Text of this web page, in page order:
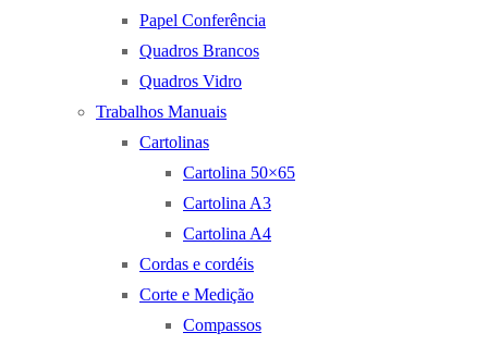
Papel Conferência
Quadros Brancos
Quadros Vidro
Trabalhos Manuais
Cartolinas
Cartolina 50×65
Cartolina A3
Cartolina A4
Cordas e cordéis
Corte e Medição
Compassos